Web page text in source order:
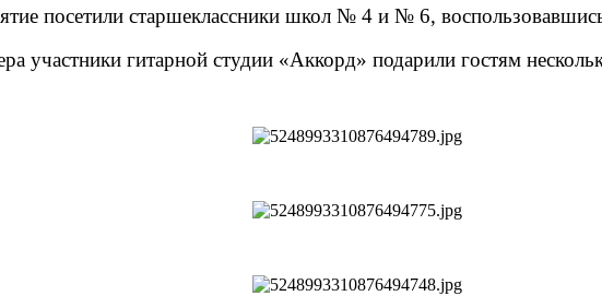
посетили старшеклассники школ № 4 и № 6,
участники гитарной студии «Аккорд» подарили гостям